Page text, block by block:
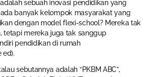
sebuah inovasi pendidikan yang
banyak kelompok masyarakat yang
dengan model flexi-school? Mereka tak
tetapi mereka juga tak sanggup
pendidikan di rumah
ed).
sebutannya adalah “PKBM ABC”,